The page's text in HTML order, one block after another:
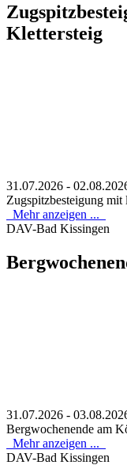
Klettersteig
31.07.2026 -
Zugspitzbesteigung
Mehr anzeigen ...
DAV-Bad Kissingen
31.07.2026 -
Bergwochenende am
Mehr anzeigen ...
DAV-Bad Kissingen